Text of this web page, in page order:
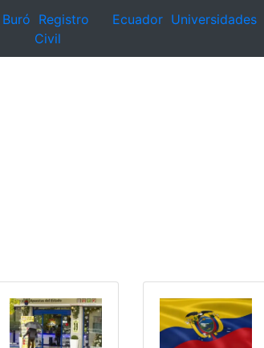
Buró Registro
Civil
Ecuador Universidades